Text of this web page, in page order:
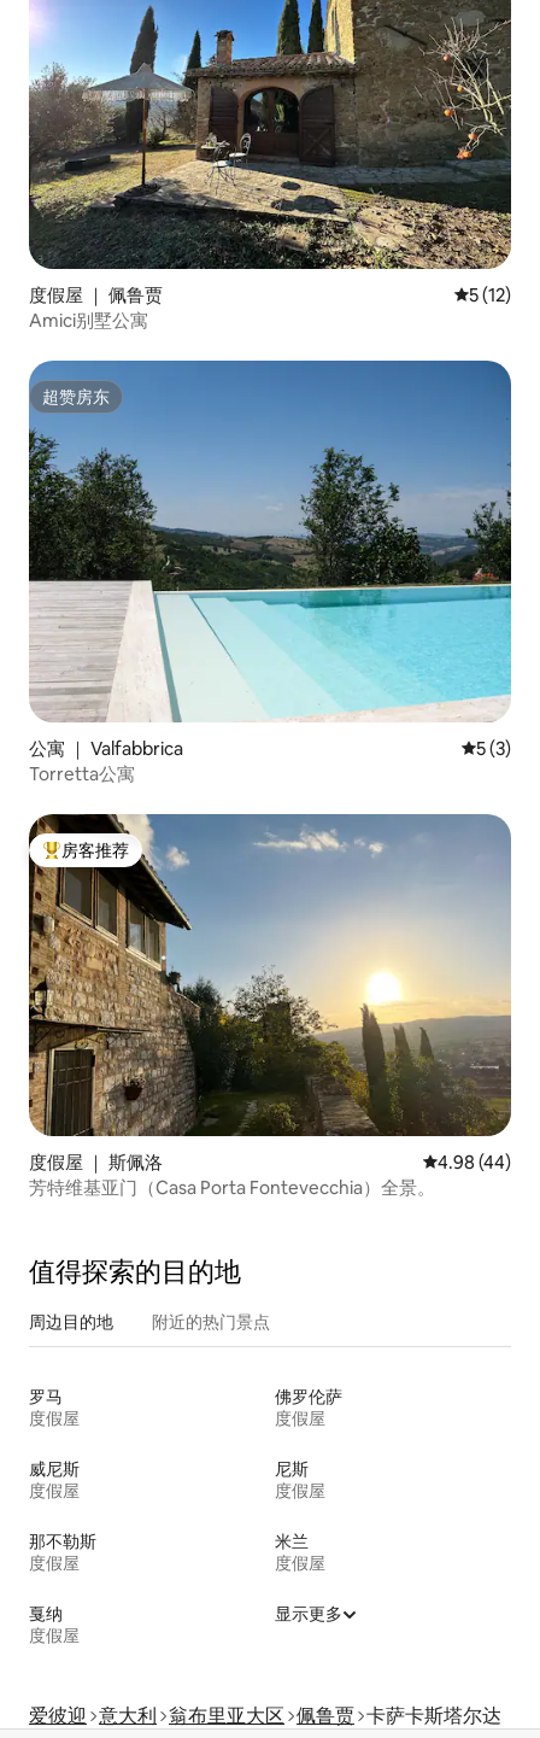
度假屋 ｜ 佩鲁贾 平均评分
5 (12)
Amici别墅公寓
超赞房东
超赞房东
公寓 ｜ Valfabbrica 平均评分
5 (3)
Torretta公寓
热门「房客推荐」
房客推荐
度假屋 ｜ 斯佩洛 平均评分
4.98 (44)
芳特维基亚门（Casa Porta Fontevecchia）全景。
值得探索的目的地
周边目的地 附近的热门景点
罗马
度假屋
佛罗伦萨
度假屋
威尼斯
度假屋
尼斯
度假屋
那不勒斯
度假屋
米兰
度假屋
戛纳
度假屋
显示更多
爱彼迎 意大利 翁布里亚大区 佩鲁贾 卡萨卡斯塔尔达